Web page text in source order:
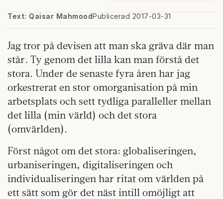
Text: Qaisar MahmoodPublicerad 2017-03-31
Jag tror på devisen att man ska gräva där man
står. Ty genom det lilla kan man förstå det
stora. Under de senaste fyra åren har jag
orkestrerat en stor omorganisation på min
arbetsplats och sett tydliga paralleller mellan
det lilla (min värld) och det stora
(omvärlden).
Först något om det stora: globaliseringen,
urbaniseringen, digitaliseringen och
individualiseringen har ritat om världen på
ett sätt som gör det näst intill omöjligt att